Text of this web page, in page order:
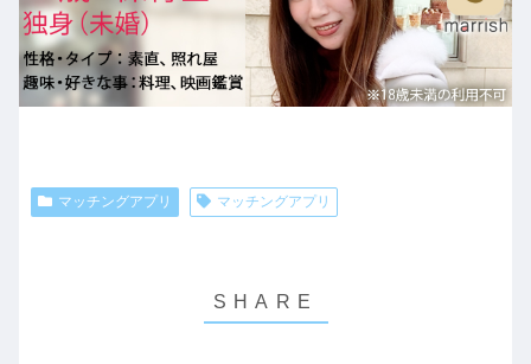
マッチングアプリ マッチングアプリ